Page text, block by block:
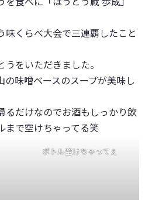
味くらべ大会で三連覇したこと
をいただきました。
味噌ベースのスープが美味し
るだけなのでお酒もしっかり飲
まで空けちゃってる笑
ボトル空けちゃってぇ